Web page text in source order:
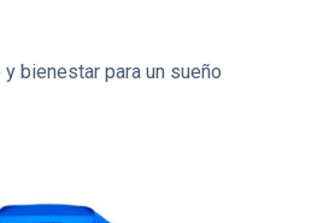
bienestar para un sueño